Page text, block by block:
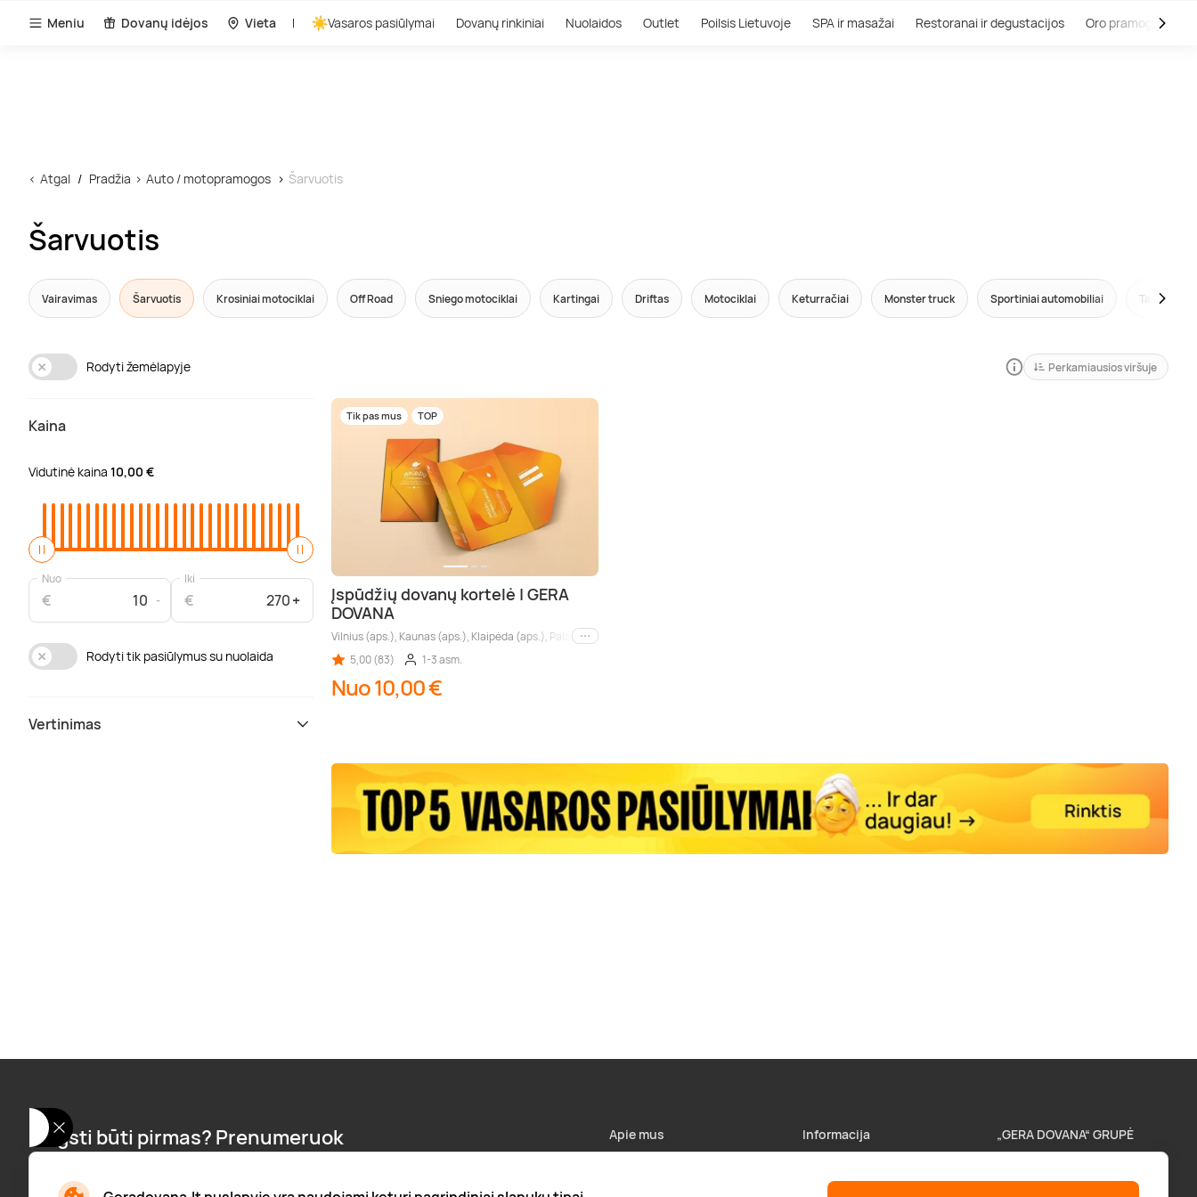
Meniu Dovanų idėjos Vieta Vasaros pasiūlymai Dovanų rinkiniai Nuolaidos Outlet Poilsis Lietuvoje SPA ir masažai Restoranai ir degustacijos Oro pramogos
Atgal Pradžia Auto / motopramogos Šarvuotis
Šarvuotis
Vairavimas Šarvuotis Krosiniai motociklai Off Road Sniego motociklai Kartingai Driftas Motociklai Keturračiai Monster truck Sportiniai automobiliai Tankai
Rodyti žemėlapyje Perkamiausios viršuje
Kaina
Vidutinė kaina 10,00 €
Nuo
€
Iki
€
Rodyti tik pasiūlymus su nuolaida
Vertinimas
Tik pas mus TOP
Įspūdžių dovanų kortelė | GERA
DOVANA
Vilnius (aps.), Kaunas (aps.), Klaipėda (aps.), Palanga (aps.), Nida (aps.), Druskininkai (aps.), Birštonas (aps.), Trakai (aps.), Šiauliai (aps.), Kupiškis (aps.), Panevėžys (aps.),
Kiti miestai
5,00 (83)
1-3 asm.
Nuo 10,00 €
Mėgsti būti pirmas? Prenumeruok
naujienlaiškį:
Apie mus Informacija
Parduotuvės
„GERA DOVANA“ GRUPĖ
superprezenty.pl